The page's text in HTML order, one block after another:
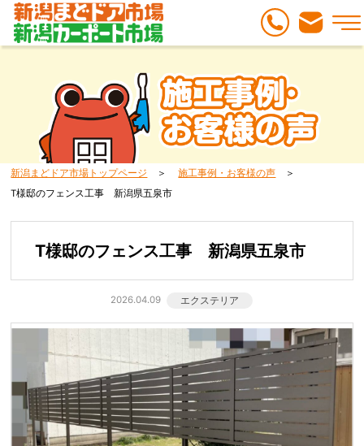
新潟まどドア市場トップページ
施工事例・お客様の声
T様邸のフェンス工事 新潟県五泉市
T様邸のフェンス工事 新潟県五泉市
2026.04.09 エクステリア